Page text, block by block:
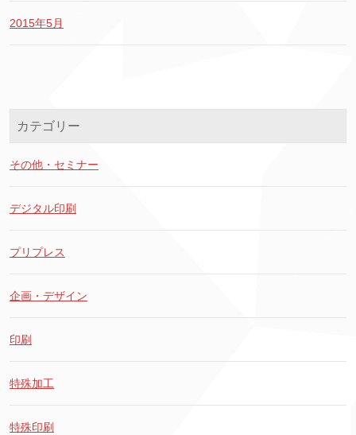
2015年5月
カテゴリー
その他・セミナー
デジタル印刷
プリプレス
企画・デザイン
印刷
特殊加工
特殊印刷